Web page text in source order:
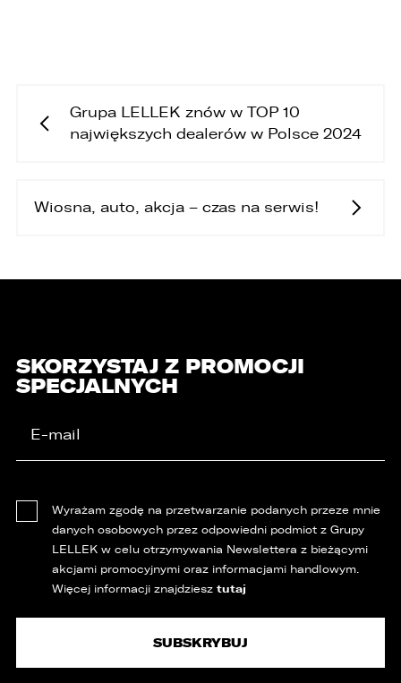
Grupa LELLEK znów w TOP 10
największych dealerów w Polsce 2024
Wiosna, auto, akcja – czas na serwis!
SKORZYSTAJ Z PROMOCJI
SPECJALNYCH
Wyrażam zgodę na przetwarzanie podanych przeze mnie
danych osobowych przez odpowiedni podmiot z Grupy
LELLEK w celu otrzymywania Newslettera z bieżącymi
akcjami promocyjnymi oraz informacjami handlowym.
Więcej informacji znajdziesz tutaj